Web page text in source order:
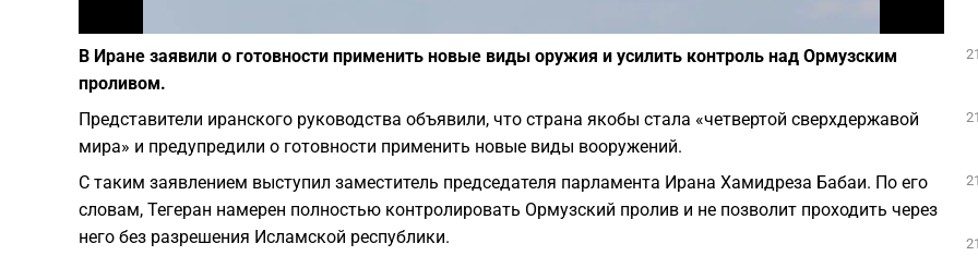
В Иране заявили о готовности применить новые виды оружия и усилить контроль над Ормузским
проливом.
Представители иранского руководства объявили, что страна якобы стала «четвертой сверхдержавой
мира» и предупредили о готовности применить новые виды вооружений.
С таким заявлением выступил заместитель председателя парламента Ирана Хамидреза Бабаи. По его
словам, Тегеран намерен полностью контролировать Ормузский пролив и не позволит проходить через
него без разрешения Исламской республики.